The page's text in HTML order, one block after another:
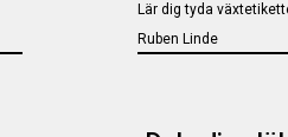
Lär dig tyda
Ruben Linde